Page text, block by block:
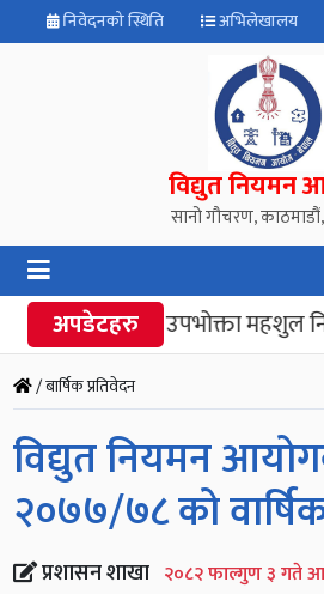
निवेदनको स्थिति अभिलेखालय
विद्युत नियमन
सानो गौचरण,
अपडेटहरु
“विद्युत उपभोक्ता महशुल
/ बार्षिक प्रतिवेदन
विद्युत नियमन
२०७७/७८ को
प्रशासन शाखा २०८२ फाल्गुण ३ गते